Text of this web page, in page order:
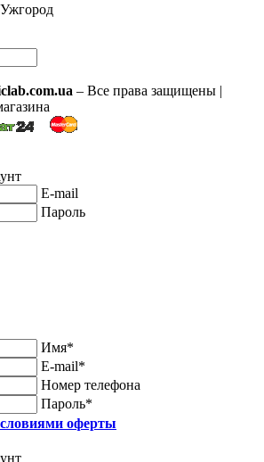
– Все права защищены |
E-mail
Пароль
Имя*
E-mail*
Номер телефона
Пароль*
оферты